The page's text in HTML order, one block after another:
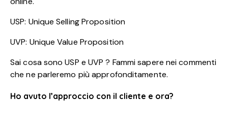
USP: Unique Selling Proposition
UVP: Unique Value Proposition
Sai cosa sono USP e UVP ? Fammi sapere nei commenti
che ne parleremo più approfonditamente.
Ho avuto l’approccio con il cliente e ora?